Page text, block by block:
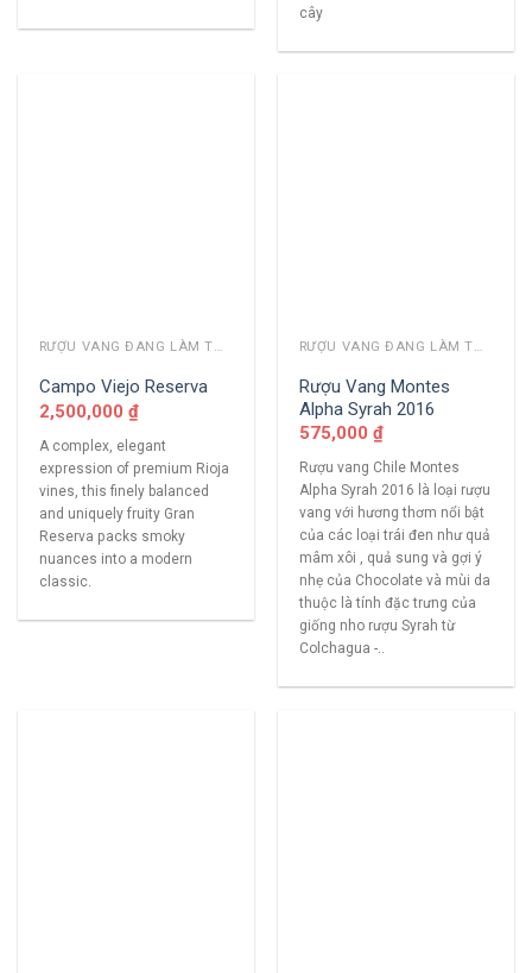
cây
RƯỢU VANG ĐANG LÀM THỊ TRƯỜNG
Campo Viejo Reserva
2,500,000 ₫
A complex, elegant
expression of premium Rioja
vines, this finely balanced
and uniquely fruity Gran
Reserva packs smoky
nuances into a modern
classic.
RƯỢU VANG ĐANG LÀM THỊ TRƯỜNG
Rượu Vang Montes
Alpha Syrah 2016
575,000 ₫
Rượu vang Chile Montes
Alpha Syrah 2016 là loại rượu
vang với hương thơm nổi bật
của các loại trái đen như quả
mâm xôi , quả sung và gợi ý
nhẹ của Chocolate và mùi da
thuộc là tính đặc trưng của
giống nho rượu Syrah từ
Colchagua -..